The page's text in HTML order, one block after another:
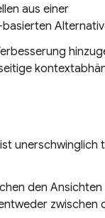
aus einer
unerschwinglich
den Ansichten
zwischen